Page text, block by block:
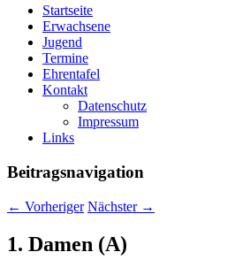
Startseite
Erwachsene
Jugend
Termine
Ehrentafel
Kontakt
Datenschutz
Impressum
Links
Beitragsnavigation
← Vorheriger Nächster →
1. Damen (A)